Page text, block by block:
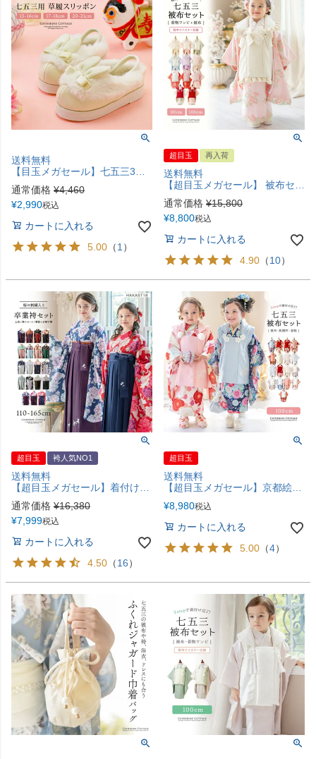
送料無料
【目玉メガセール】七五三3歳7歳女児 草履 うさぎファースリッポン 白 サンダル 和装 履物 TAK
通常価格 ¥4,460
¥2,990税込
カートに入れる
5.00 （1）
超目玉 再入荷
送料無料
【超目玉メガセール】 被布セット七五三 3歳女の子 着物 花刺繍チュールレース着物ワンピース＆ 被布セット 和装 TAK
通常価格 ¥15,800
¥8,800税込
カートに入れる
4.90 （10）
超目玉 袴人気NO1
送料無料
【超目玉メガセール】着付け簡単袴セット 小学校 卒業式 卒園式 年長袴 保育園 幼稚園 女の子 着付け簡単袴セット 刺繍入り 京都絵師描き下ろし本格柄 和装 着物 七五三 TAK [在庫限り]
通常価格 ¥16,380
¥7,999税込
カートに入れる
4.50 （16）
超目玉
送料無料
【超目玉メガセール】京都絵師によるオリジナル柄＆レース生地の被布セット 七五三 女の子 男の子 男女兼用 年賀状写真やお正月やひな祭りにも 着物 TAK
¥8,980税込
カートに入れる
5.00 （4）